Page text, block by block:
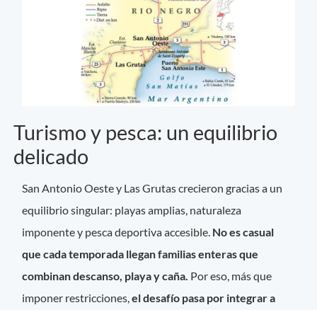
Turismo y pesca: un equilibrio
delicado
San Antonio Oeste y Las Grutas crecieron gracias a un
equilibrio singular: playas amplias, naturaleza
imponente y pesca deportiva accesible. No es casual
que cada temporada llegan familias enteras que
combinan descanso, playa y caña. Por eso, más que
imponer restricciones,el desafío pasa por integrar a